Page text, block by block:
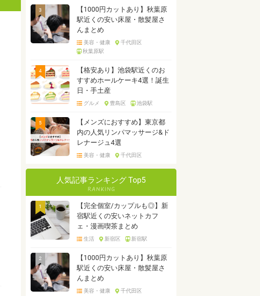
3
【1000円カットあり】秋葉原
駅近くの安い床屋・散髪屋さ
んまとめ
美容・健康
千代田区
秋葉原駅
4
【格安あり】池袋駅近くのお
すすめホールケーキ4選！誕生
日・手土産
グルメ 豊島区 池袋駅
5
【メンズにおすすめ】東京都
内の人気リンパマッサージ&ド
レナージュ4選
美容・健康 千代田区
人気記事ランキング Top5
1
【完全個室/カップルも◎】新
宿駅近くの安いネットカフ
ェ・漫画喫茶まとめ
生活 新宿区 新宿駅
2
【1000円カットあり】秋葉原
駅近くの安い床屋・散髪屋さ
んまとめ
美容・健康
千代田区